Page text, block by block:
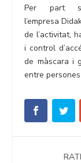
Per part
l’empresa
de l’activitat,
i control
de màscara i
entre